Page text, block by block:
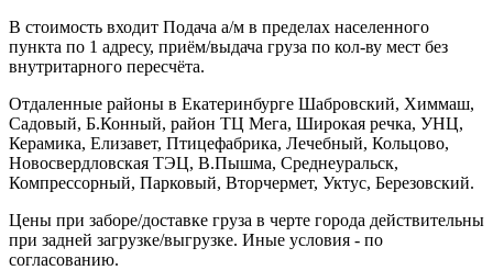
В стоимость входит Подача а/м в пределах населенного
пункта по 1 адресу, приём/выдача груза по кол-ву мест без
внутритарного пересчёта.
Отдаленные районы в Екатеринбурге Шабровский, Химмаш,
Садовый, Б.Конный, район ТЦ Мега, Широкая речка, УНЦ,
Керамика, Елизавет, Птицефабрика, Лечебный, Кольцово,
Новосвердловская ТЭЦ, В.Пышма, Среднеуральск,
Компрессорный, Парковый, Вторчермет, Уктус, Березовский.
Цены при заборе/доставке груза в черте города действительны
при задней загрузке/выгрузке. Иные условия - по
согласованию.